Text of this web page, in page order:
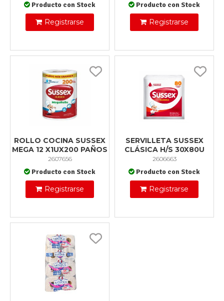
Producto con Stock
Registrarse
Producto con Stock
Registrarse
ROLLO COCINA SUSSEX
MEGA 12 X1UX200 PAÑOS
2607656
Producto con Stock
Registrarse
SERVILLETA SUSSEX
CLÁSICA H/S 30X80U
2606663
Producto con Stock
Registrarse